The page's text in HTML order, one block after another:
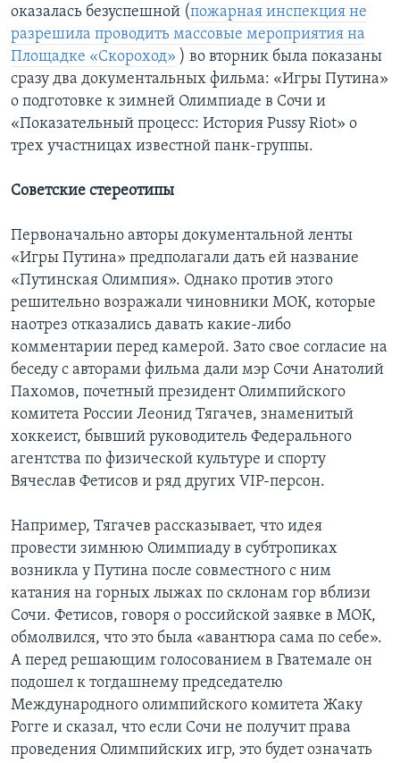
оказалась безуспешной (пожарная инспекция не
разрешила проводить массовые мероприятия на
Площадке «Скороход» ) во вторник была показаны
сразу два документальных фильма: «Игры Путина»
о подготовке к зимней Олимпиаде в Сочи и
«Показательный процесс: История Pussy Riot» о
трех участницах известной панк-группы.
Советские стереотипы
Первоначально авторы документальной ленты
«Игры Путина» предполагали дать ей название
«Путинская Олимпия». Однако против этого
решительно возражали чиновники МОК, которые
наотрез отказались давать какие-либо
комментарии перед камерой. Зато свое согласие на
беседу с авторами фильма дали мэр Сочи Анатолий
Пахомов, почетный президент Олимпийского
комитета России Леонид Тягачев, знаменитый
хоккеист, бывший руководитель Федерального
агентства по физической культуре и спорту
Вячеслав Фетисов и ряд других VIP-персон.
Например, Тягачев рассказывает, что идея
провести зимнюю Олимпиаду в субтропиках
возникла у Путина после совместного с ним
катания на горных лыжах по склонам гор вблизи
Сочи. Фетисов, говоря о российской заявке в МОК,
обмолвился, что это была «авантюра сама по себе».
А перед решающим голосованием в Гватемале он
подошел к тогдашнему председателю
Международного олимпийского комитета Жаку
Рогге и сказал, что если Сочи не получит права
проведения Олимпийских игр, это будет означать